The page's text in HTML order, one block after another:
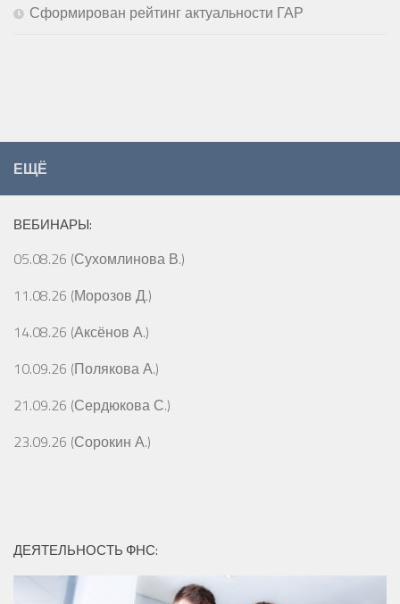
Сформирован рейтинг актуальности ГАР
ЕЩЁ
ВЕБИНАРЫ:
05.08.26 (Сухомлинова В.)
11.08.26 (Морозов Д.)
14.08.26 (Аксёнов А.)
10.09.26 (Полякова А.)
21.09.26 (Сердюкова С.)
23.09.26 (Сорокин А.)
ДЕЯТЕЛЬНОСТЬ ФНС: